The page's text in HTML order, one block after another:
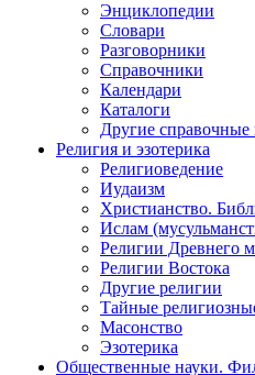
Энциклопедии
Словари
Разговорники
Справочники
Календари
Каталоги
Другие справочные
Религия и эзотерика
Религиоведение
Иудаизм
Христианство.
Ислам
Религии Древнего
Религии Востока
Другие религии
Тайные
Масонство
Эзотерика
Общественные науки.